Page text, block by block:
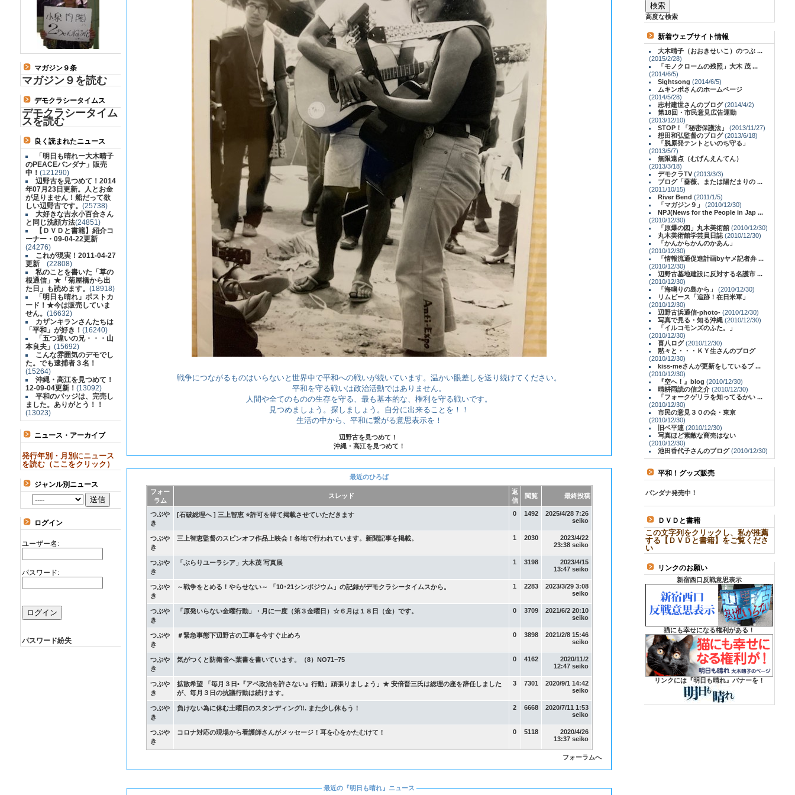
マガジン９条
マガジン９を読む
デモクラシータイムス
デモクラシータイム
スを読む
良く読まれたニュース
「明日も晴れー大木晴子
のPEACEバンダナ」販売
中！ (121290)
辺野古を見つめて！2014
年07月23日更新。人とお金
が足りません！船だって欲
しい辺野古です。 (25738)
大好きな吉永小百合さん
と同じ洗顔方法(24851)
【ＤＶＤと書籍】紹介コ
ーナー・09-04-22更新
(24276)
これが現実！2011-04-27
更新 (22808)
私のことを書いた「草の
根通信」★「菊屋橋から出
た日」も読めます。 (18918)
「明日も晴れ」ポストカ
ード！★今は販売していま
せん。 (16632)
カザンキランさんたちは
「平和」が好き！ (16240)
「五つ違いの兄・・・山
本良夫」 (15692)
こんな雰囲気のデモでし
た。でも逮捕者３名！
(15264)
沖縄・高江を見つめて！
12-09-04更新！ (13092)
平和のバッジは、完売し
ました。ありがとう！！
(13023)
ニュース・アーカイブ
発行年別・月別にニュース
を読む（ここをクリック）
ジャンル別ニュース
ログイン
ユーザー名:
パスワード:
パスワード紛失
戦争につながるものはいらないと世界中で平和への戦いが続いています。温かい眼差しを送り続けてください。
平和を守る戦いは政治活動ではありません。
人間や全てのものの生存を守る、最も基本的な、権利を守る戦いです。
見つめましょう。探しましょう。自分に出来ることを！！
生活の中から、平和に繋がる意思表示を！
辺野古を見つめて！
沖縄・高江を見つめて！
最近のひろば
フォー
ラム
スレッド
返
信
閲覧 最終投稿
つぶや
き
[石破総理へ ] 三上智恵 ⭐️許可を得て掲載させていただきます 0 1492
2025/4/28 7:26
seiko
つぶや
き
三上智恵監督のスピンオフ作品上映会！各地で行われています。新聞記事を掲載。 1 2030
2023/4/22
23:38 seiko
つぶや
き
「ぶらりユーラシア」大木茂 写真展 1 3198
2023/4/15
13:47 seiko
つぶや
き
～戦争をとめる！やらせない～ 「10･21シンポジウム」の記録がデモクラシータイムスから。 1 2283
2023/3/29 3:08
seiko
つぶや
き
「原発いらない金曜行動」・月に一度（第３金曜日）☆６月は１８日（金）です。 0 3709
2021/6/2 20:10
seiko
つぶや
き
＃緊急事態下辺野古の工事を今すぐ止めろ 0 3898
2021/2/8 15:46
seiko
つぶや
き
気がつくと防衛省へ葉書を書いています。（8）NO71~75 0 4162
2020/11/2
12:47 seiko
つぶや
き
拡散希望 「毎月３日•『アベ政治を許さない』行動」頑張りましょう」★ 安倍晋三氏は総理の座を辞任しました
が、毎月３日の抗議行動は続けます。
3 7301
2020/9/1 14:42
seiko
つぶや
き
負けない為に休む土曜日のスタンディング‼. また少し休もう！ 2 6668
2020/7/11 1:53
seiko
つぶや
き
コロナ対応の現場から看護師さんがメッセージ！耳を心をかたむけて！ 0 5118
2020/4/26
13:37 seiko
フォーラムへ
最近の『明日も晴れ』ニュース
高度な検索
新着ウェブサイト情報
大木晴子（おおきせいこ）のつぶ ...
(2015/2/28)
「モノクロームの残照」大木 茂 ...
(2014/6/5)
Sightsong (2014/6/5)
ムキンポさんのホームページ
(2014/5/28)
志村建世さんのブログ(2014/4/2)
第18回・市民意見広告運動
(2013/12/10)
STOP！「秘密保護法」
(2013/11/27)
想田和弘監督のブログ(2013/6/18)
「脱原発テントといのち守る」
(2013/5/7)
無限遠点（むげんえんてん）
(2013/3/18)
デモクラTV (2013/3/3)
ブログ「薔薇、または陽だまりの ...
(2011/10/15)
River Bend (2011/1/5)
「マガジン９」
(2010/12/30)
NPJ(News for the People in Jap ...
(2010/12/30)
「原爆の図」丸木美術館 (2010/12/30)
丸木美術館学芸員日誌 (2010/12/30)
「かんからかんのかあん」
(2010/12/30)
「情報流通促進計画byヤメ記者弁 ...
(2010/12/30)
辺野古基地建設に反対する名護市 ...
(2010/12/30)
「海鳴りの島から」
(2010/12/30)
リムピース「追跡！在日米軍」
(2010/12/30)
辺野古浜通信-photo- (2010/12/30)
写真で見る・知る沖縄 (2010/12/30)
「イルコモンズのふた。」
(2010/12/30)
喜八ログ(2010/12/30)
黙々と・・・ＫＹ生さんのブログ
(2010/12/30)
kiss-meさんが更新をしているブ ...
(2010/12/30)
『空へ！』blog (2010/12/30)
晴耕雨読の信之介 (2010/12/30)
「フォークゲリラを知ってるかい ...
(2010/12/30)
市民の意見３０の会・東京
(2010/12/30)
旧ベ平連 (2010/12/30)
写真ほど素敵な商売はない
(2010/12/30)
池田香代子さんのブログ(2010/12/30)
平和！グッズ販売
バンダナ発売中！
ＤＶＤと書籍
この文字列をクリックし、私が推薦
する【ＤＶＤと書籍】をご覧くださ
い
リンクのお願い
新宿西口反戦意思表示
猫にも幸せになる権利がある！
リンクには『明日も晴れ』バナーを！